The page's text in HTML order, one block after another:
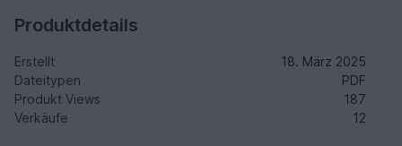
Produktdetails
Erstellt
18. März 2025
Dateitypen
PDF
Produkt Views
187
Verkäufe
12